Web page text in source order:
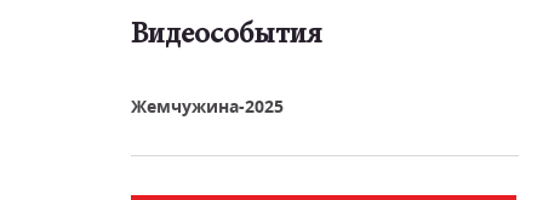
Видеособытия
Жемчужина-2025